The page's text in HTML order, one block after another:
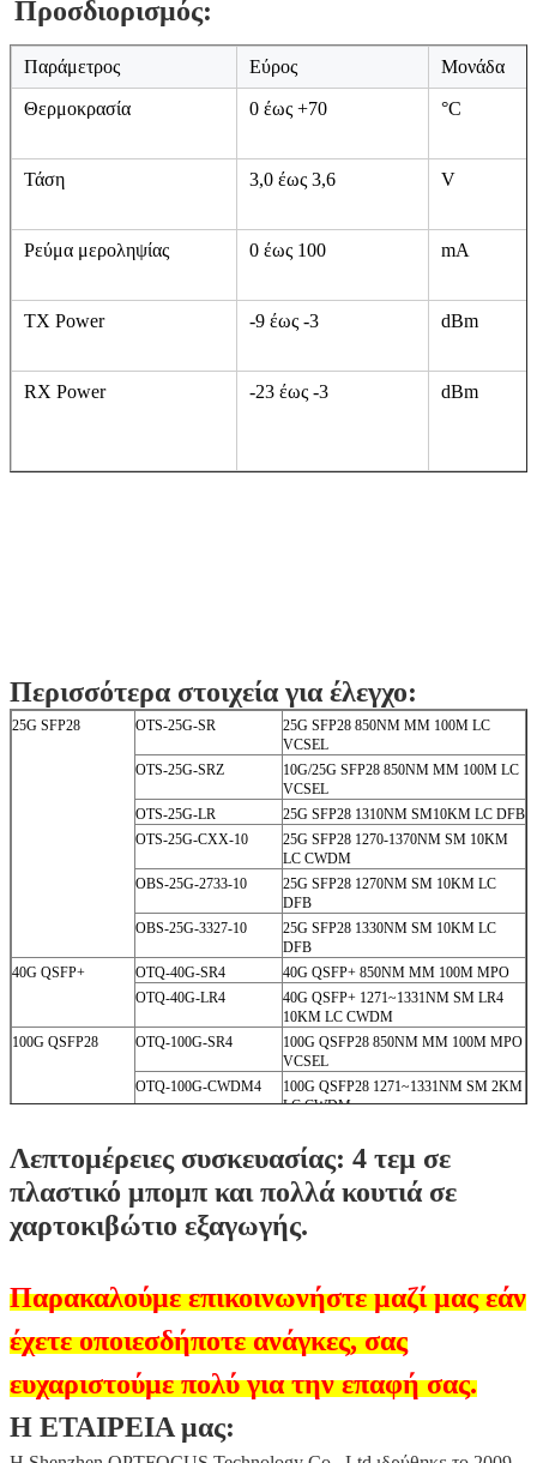
πομπό λέιζερ FP, μια φωτοδίοδο PIN ενσωματωμένη με
έναν προενισχυτή trans-σύνθετης αντίστασης (TIA) και
μονάδα ελέγχου MCU.Όλες οι μονάδες πληρούν τις
απαιτήσεις ασφάλειας λέιζερ κατηγορίας Ι.
Agreement (MSA) και το SFF-8472.Για περισσότερες
πληροφορίες, ανατρέξτε στο SFP MSA.
Προσδιορισμός:
Παράμετρος Εύρος Μονάδα
Περισσότερα στοιχεία για έλεγχο:
25G SFP28 OTS-25G-SR
25G SFP28 850NM MM 100M LC
VCSEL
OTS-25G-SRZ
10G/25G SFP28 850NM MM 100M LC
VCSEL
OTS-25G-LR
25G SFP28 1310NM SM10KM LC DFB
OTS-25G-CXX-10
25G SFP28 1270-1370NM SM 10KM
LC CWDM
OBS-25G-3327-10
25G SFP28 1330NM SM 10KM LC
DFB
40G QSFP+
OTQ-40G-SR4
40G QSFP+ 850NM MM 100M MPO
OTQ-40G-LR4
40G QSFP+ 1271~1331NM SM LR4
VCSEL
LC CWDM
10KM LC LWDM
Λεπτομέρειες συσκευασίας: 4 τεμ σε
πλαστικό μπομπ και πολλά κουτιά σε